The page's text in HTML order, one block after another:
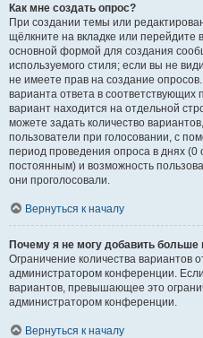
Как мне создать опрос?
При создании темы или
щёлкните на вкладке или перейдите
основной формой для создания
используемого стиля; если вы не
не имеете прав на создание
варианта ответа в соответствующих
вариант находится на отдельной
можете задать количество
пользователи при голосовании, с
период проведения опроса в днях (0
постоянным) и возможность
они проголосовали.
Вернуться к началу
Почему я не могу добавить больше
Ограничение количества вариантов
администратором конференции.
вариантов, превышающее это
администратором конференции.
Вернуться к началу